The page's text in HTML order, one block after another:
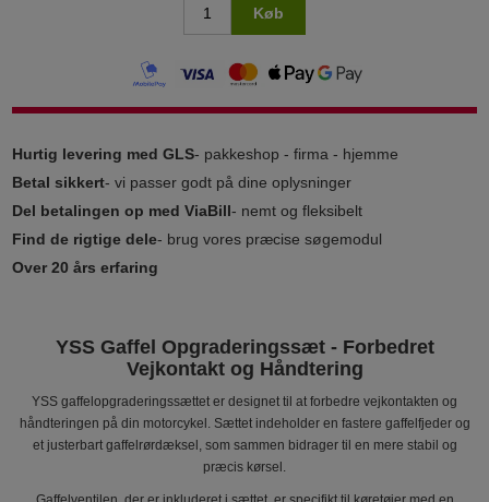
Køb
Hurtig levering med GLS- pakkeshop - firma - hjemme
Betal sikkert- vi passer godt på dine oplysninger
Del betalingen op med ViaBill- nemt og fleksibelt
Find de rigtige dele- brug vores præcise søgemodul
Over 20 års erfaring
YSS Gaffel Opgraderingssæt - Forbedret
Vejkontakt og Håndtering
YSS gaffelopgraderingssættet er designet til at forbedre vejkontakten og
håndteringen på din motorcykel. Sættet indeholder en fastere gaffelfjeder og
et justerbart gaffelrørdæksel, som sammen bidrager til en mere stabil og
præcis kørsel.